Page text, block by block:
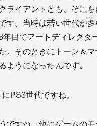
ライアントとも、そこ
す。当時は若い世代が多
年目でアートディレクタ
。そのときにトーン＆
ようになったんです。
にPS3世代ですね。